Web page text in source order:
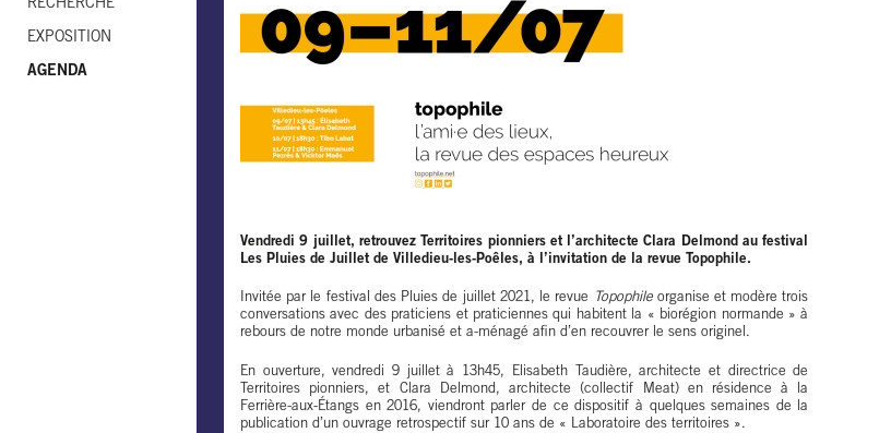
RECHERCHE
EXPOSITION
AGENDA
Vendredi 9 juillet, retrouvez Territoires pionniers et l’architecte Clara Delmond au festival
Les Pluies de Juillet de Villedieu-les-Poêles, à l’invitation de la revue Topophile.
Invitée par le festival des Pluies de juillet 2021, le revue Topophileorganise et modère trois
conversations avec des praticiens et praticiennes qui habitent la « biorégion normande » à
rebours de notre monde urbanisé et a-ménagé afin d’en recouvrer le sens originel.
En ouverture, vendredi 9 juillet à 13h45, Elisabeth Taudière, architecte et directrice de
Territoires pionniers, et Clara Delmond, architecte (collectif Meat) en résidence à la
Ferrière-aux-Étangs en 2016, viendront parler de ce dispositif à quelques semaines de la
publication d’un ouvrage retrospectif sur 10 ans de « Laboratoire des territoires ».